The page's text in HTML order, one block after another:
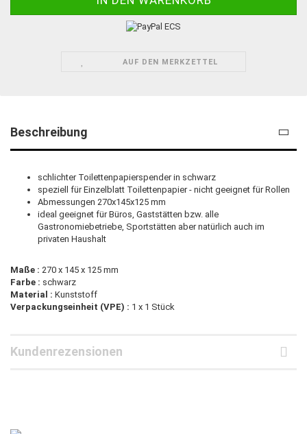
AUF DEN MERKZETTEL
Beschreibung
schlichter Toilettenpapierspender in schwarz
speziell für Einzelblatt Toilettenpapier - nicht geeignet für Rollen
Abmessungen 270x145x125 mm
ideal geeignet für Büros, Gaststätten bzw. alle
Gastronomiebetriebe, Sportstätten aber natürlich auch im
privaten Haushalt
Maße : 270 x 145 x 125 mm
Farbe : schwarz
Material : Kunststoff
Verpackungseinheit (VPE) : 1 x 1 Stück
Kundenrezensionen